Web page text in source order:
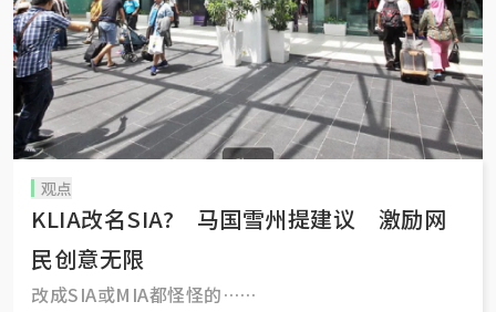
观点
KLIA改名SIA? 马国雪州提建议 激励网
民创意无限
改成SIA或MIA都怪怪的……